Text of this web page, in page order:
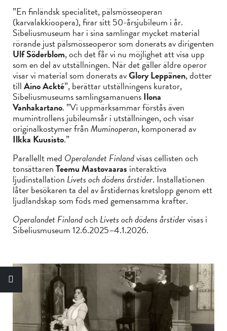
”En finländsk specialitet, pälsmösseoperan
(karvalakkioopera), firar sitt 50-årsjubileum i år.
Sibeliusmuseum har i sina samlingar mycket material
rörande just pälsmösseoperor som donerats av dirigenten
Ulf Söderblom, och det får vi nu möjlighet att visa upp
som en del av utställningen. När det gäller äldre operor
visar vi material som donerats avGlory Leppänen, dotter
tillAino Ackté”, berättar utställningens kurator,
Sibeliusmuseums samlingsamanuensIlona
Vanhakartano. ”Vi uppmärksammar förstås även
mumintrollens jubileumsår i utställningen, och visar
originalkostymer frånMuminoperan, komponerad av
Ilkka Kuusisto.”
Parallellt med Operalandet Finlandvisas cellisten och
tonsättarenTeemu Mastovaaras interaktiva
ljudinstallation Livets och dödens årstider. Installationen
låter besökaren ta del av årstidernas kretslopp genom ett
ljudlandskap som föds med gemensamma krafter.
Operalandet Finlandoch Livets och dödens årstidervisas i
Sibeliusmuseum 12.6.2025–4.1.2026.